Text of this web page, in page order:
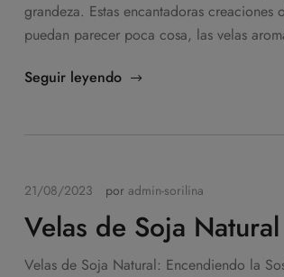
grandeza. Estas encantadoras
puedan parecer poca cosa, las velas
Seguir leyendo
21/08/2023 por admin-sorilina
Velas de Soja Natural
Velas de Soja Natural: Encendiendo la